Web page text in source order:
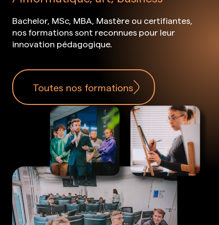
Bachelor, MSc, MBA, Mastère ou certifiantes,
nos formations sont reconnues pour leur
innovation pédagogique.
Toutes nos formations